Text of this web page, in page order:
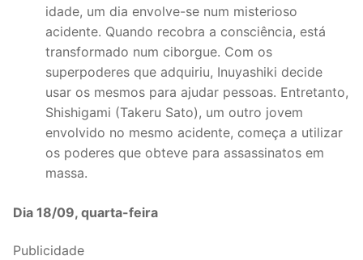
idade, um dia envolve-se num misterioso
acidente. Quando recobra a consciência, está
transformado num ciborgue. Com os
superpoderes que adquiriu, Inuyashiki decide
usar os mesmos para ajudar pessoas. Entretanto,
Shishigami (Takeru Sato), um outro jovem
envolvido no mesmo acidente, começa a utilizar
os poderes que obteve para assassinatos em
massa.
Dia 18/09, quarta-feira
Publicidade